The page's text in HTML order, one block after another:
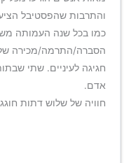
והתרבות שהפסטיבל
כמו בכל שנה העמותה
הסברה/התרמה/מכירה של
חגיגה לעיניים. שתי
אדם.
חוויה של שלוש דתות